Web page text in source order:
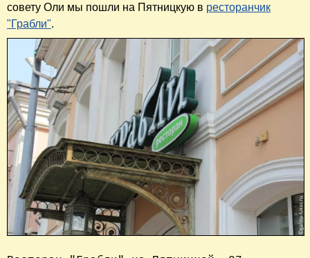
совету Оли мы пошли на Пятницкую в ресторанчик
"Грабли".